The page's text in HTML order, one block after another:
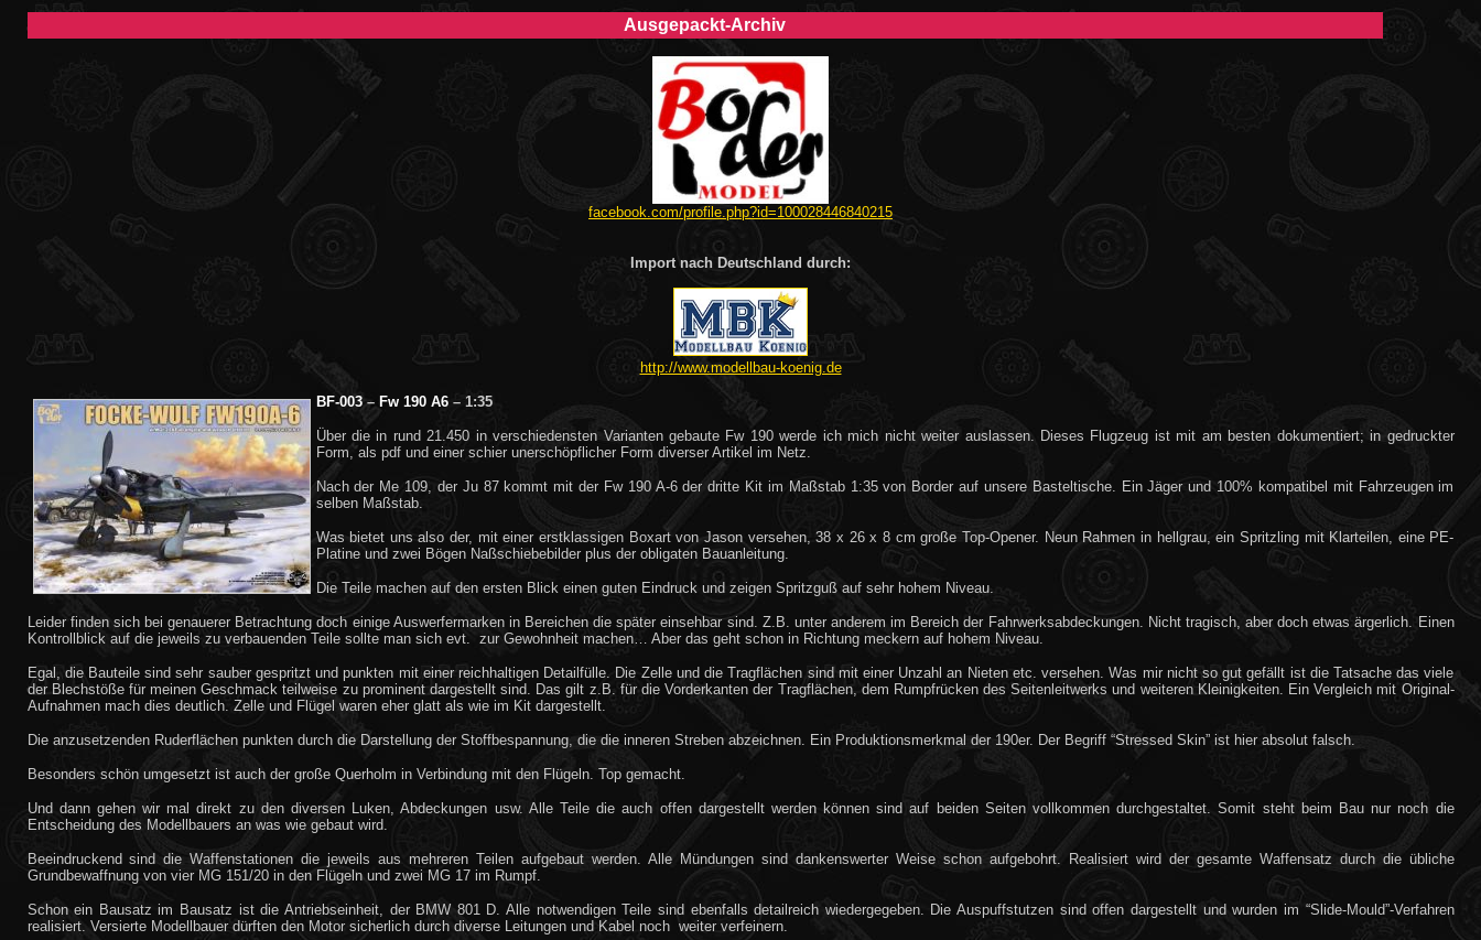
Ausgepackt-Archiv
facebook.com/profile.php?id=100028446840215
Import nach Deutschland durch:
http://www.modellbau-koenig.de
BF-003– Fw 190 A6– 1:35
Über die in rund 21.450 in verschiedensten Varianten gebaute Fw 190 werde ich mich nicht weiter auslassen. Dieses Flugzeug ist mit am besten dokumentiert; in gedruckter
Form, als pdf und einer schier unerschöpflicher Form diverser Artikel im Netz.
Nach der Me 109, der Ju 87 kommt mit der Fw 190 A-6 der dritte Kit im Maßstab 1:35 von Border auf unsere Basteltische. Ein Jäger und 100% kompatibel mit Fahrzeugen im
selben Maßstab.
Was bietet uns also der, mit einer erstklassigen Boxart von Jason versehen, 38 x 26 x 8 cm große Top-Opener. Neun Rahmen in hellgrau, ein Spritzling mit Klarteilen, eine PE-
Platine und zwei Bögen Naßschiebebilder plus der obligaten Bauanleitung.
Die Teile machen auf den ersten Blick einen guten Eindruck und zeigen Spritzguß auf sehr hohem Niveau.
Leider finden sich bei genauerer Betrachtung doch einige Auswerfermarken in Bereichen die später einsehbar sind. Z.B. unter anderem im Bereich der Fahrwerksabdeckungen. Nicht tragisch, aber doch etwas ärgerlich. Einen
Kontrollblick auf die jeweils zu verbauenden Teile sollte man sich evt. zur Gewohnheit machen… Aber das geht schon in Richtung meckern auf hohem Niveau.
Egal, die Bauteile sind sehr sauber gespritzt und punkten mit einer reichhaltigen Detailfülle. Die Zelle und die Tragflächen sind mit einer Unzahl an Nieten etc. versehen. Was mir nicht so gut gefällt ist die Tatsache das viele
der Blechstöße für meinen Geschmack teilweise zu prominent dargestellt sind. Das gilt z.B. für die Vorderkanten der Tragflächen, dem Rumpfrücken des Seitenleitwerks und weiteren Kleinigkeiten. Ein Vergleich mit Original-
Aufnahmen mach dies deutlich. Zelle und Flügel waren eher glatt als wie im Kit dargestellt.
Die anzusetzenden Ruderflächen punkten durch die Darstellung der Stoffbespannung, die die inneren Streben abzeichnen. Ein Produktionsmerkmal der 190er. Der Begriff “Stressed Skin” ist hier absolut falsch.
Besonders schön umgesetzt ist auch der große Querholm in Verbindung mit den Flügeln. Top gemacht.
Und dann gehen wir mal direkt zu den diversen Luken, Abdeckungen usw. Alle Teile die auch offen dargestellt werden können sind auf beiden Seiten vollkommen durchgestaltet. Somit steht beim Bau nur noch die
Entscheidung des Modellbauers an was wie gebaut wird.
Beeindruckend sind die Waffenstationen die jeweils aus mehreren Teilen aufgebaut werden. Alle Mündungen sind dankenswerter Weise schon aufgebohrt. Realisiert wird der gesamte Waffensatz durch die übliche
Grundbewaffnung von vier MG 151/20 in den Flügeln und zwei MG 17 im Rumpf.
Schon ein Bausatz im Bausatz ist die Antriebseinheit, der BMW 801 D. Alle notwendigen Teile sind ebenfalls detailreich wiedergegeben. Die Auspuffstutzen sind offen dargestellt und wurden im “Slide-Mould”-Verfahren
realisiert. Versierte Modellbauer dürften den Motor sicherlich durch diverse Leitungen und Kabel noch weiter verfeinern.